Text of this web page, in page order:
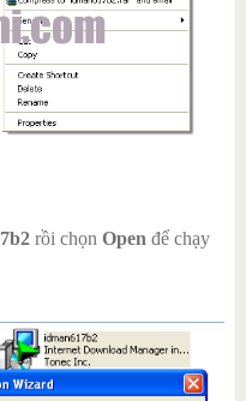
rồi chọn Open để chạy